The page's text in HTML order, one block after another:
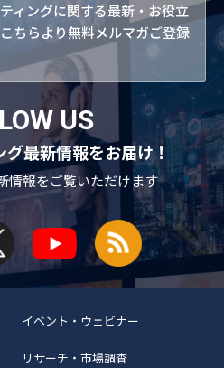
ィングに関する最新・お役立
ちらより無料メルマガご登録
US
最新情報をお届け！
情報をご覧いただけます
イベント・ウェビナー
リサーチ・市場調査